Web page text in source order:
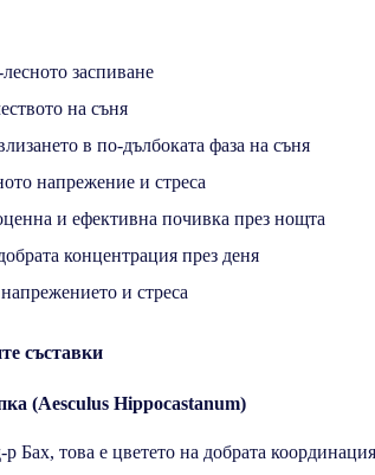
заспиване
на съня
в по-дълбоката фаза на съня
напрежение и стреса
и ефективна почивка през нощта
концентрация през деня
и стреса
съставки
(Aesculus Hippocastanum)
Бах, това е цветето на добрата